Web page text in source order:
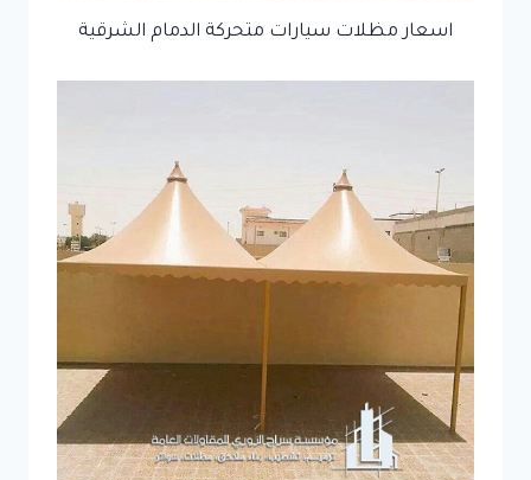
اسعار مظلات سيارات متحركة الدمام الشرقية